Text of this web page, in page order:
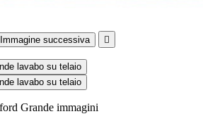
Immagine successiva 
Grande immagini